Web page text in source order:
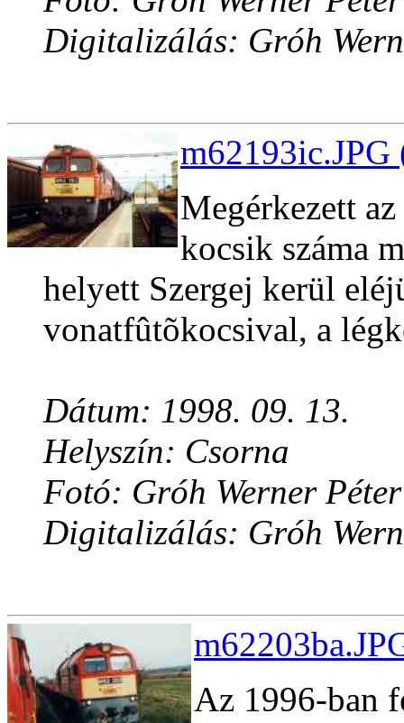
Digitalizálás: Gróh
m62193ic.JPG
Megérkezett
kocsik száma
helyett Szergej kerül
vonatfûtõkocsival, a
Dátum: 1998. 09. 13.
Helyszín: Csorna
Fotó: Gróh Werner Péter
Digitalizálás: Gróh
Az 1996-ban